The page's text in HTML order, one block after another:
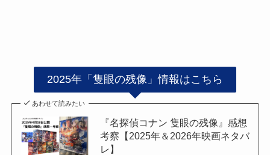
2025年「隻眼の残像」情報はこちら
あわせて読みたい
『名探偵コナン 隻眼の残像』感想
考察【2025年＆2026年映画ネタバ
レ】